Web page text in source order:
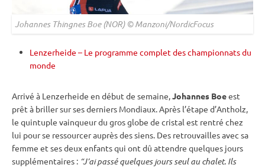
Johannes Thingnes Boe (NOR) © Manzoni/NordicFocus
Lenzerheide – Le programme complet des championnats du
monde
Arrivé à Lenzerheide en début de semaine, Johannes Boeest
prêt à briller sur ses derniers Mondiaux. Après l’étape d’Antholz,
le quintuple vainqueur du grosglobe de cristal est rentré chez
lui pour se ressourcer auprès des siens. Des retrouvailles avec sa
femme et ses deux enfants qui ont dû attendre quelques jours
supplémentaires : “J’ai passé quelques jours seul au chalet. Ils